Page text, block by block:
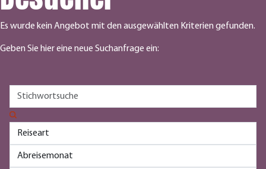
Es wurde kein Angebot mit den ausgewählten Kriterien gefunden.
Geben Sie hier eine neue Suchanfrage ein: